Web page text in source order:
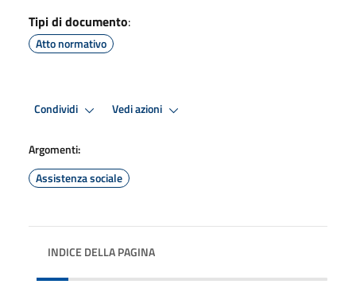
Tipi di documento:
Atto normativo
Condividi Vedi azioni
Argomenti:
Assistenza sociale
INDICE DELLA PAGINA